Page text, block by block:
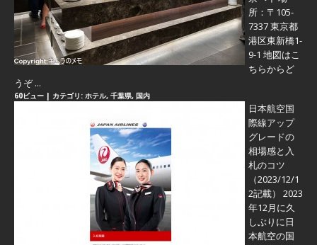
所：〒105-
7337 東京都
港区東新橋1-
9-1 地図はこ
ちらからど
うぞ ...
60ビュー | カテゴリ: ホテル, 千葉県, 国内
日本航空国
際線アップ
グレードの
相場感と入
札のコツ
（2023/12/1
2記載） 2023
年12月に久
しぶりに日
本航空の国